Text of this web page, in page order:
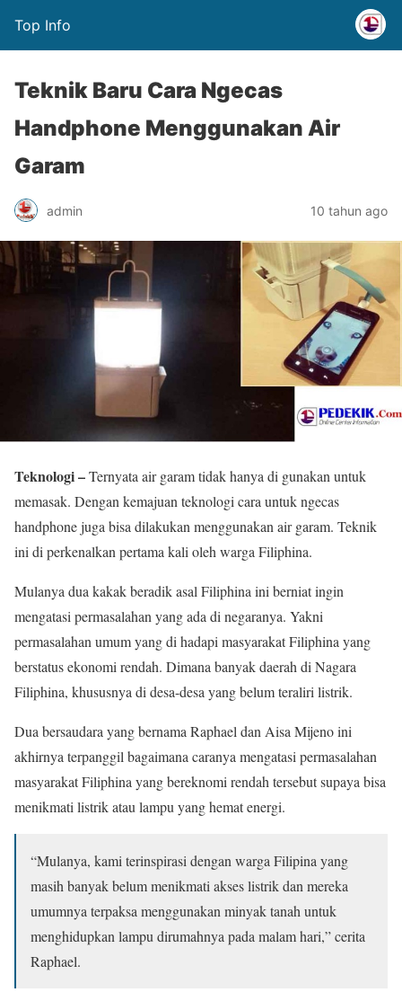
Top Info
Teknik Baru Cara Ngecas
Handphone Menggunakan Air
Garam
admin 10 tahun ago
Teknologi –Ternyata air garam tidak hanya di gunakan untuk
memasak. Dengan kemajuan teknologi cara untuk ngecas
handphone juga bisa dilakukan menggunakan air garam. Teknik
ini di perkenalkan pertama kali oleh warga Filiphina.
Mulanya dua kakak beradik asal Filiphina ini berniat ingin
mengatasi permasalahan yang ada di negaranya. Yakni
permasalahan umum yang di hadapi masyarakat Filiphina yang
berstatus ekonomi rendah. Dimana banyak daerah di Nagara
Filiphina, khususnya di desa-desa yang belum teraliri listrik.
Dua bersaudara yang bernama Raphael dan Aisa Mijeno ini
akhirnya terpanggil bagaimana caranya mengatasi permasalahan
masyarakat Filiphina yang bereknomi rendah tersebut supaya bisa
menikmati listrik atau lampu yang hemat energi.
“Mulanya, kami terinspirasi dengan warga Filipina yang
masih banyak belum menikmati akses listrik dan mereka
umumnya terpaksa menggunakan minyak tanah untuk
menghidupkan lampu dirumahnya pada malam hari,” cerita
Raphael.